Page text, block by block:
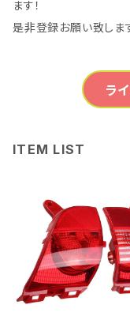
ます！
是非登録お願い致しま
ラ
ITEM LIST